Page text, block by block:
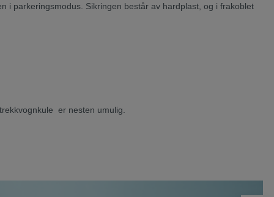
i parkeringsmodus. Sikringen består av hardplast, og i frakoblet
er nesten umulig.